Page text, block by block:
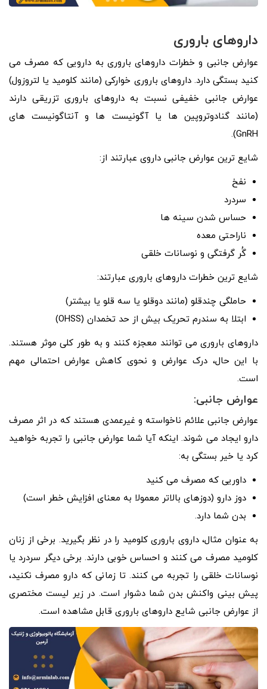
داروهای باروری
عوارض جانبی و خطرات داروهای باروری به دارویی که مصرف می
کنید بستگی دارد. داروهای باروری خوارکی (مانند کلومید یا لتروزول)
عوارض جانبی خفیفی نسبت به داروهای باروری تزریقی دارند
(مانند گنادوتروپین ها یا آگونیست ها و آنتاگونیست های
GnRH).
شایع ترین عوارض جانبی داروی عبارتند از:
نفخ
سردرد
حساس شدن سینه ها
ناراحتی معده
گُر گرفتگی و نوسانات خلقی
شایع ترین خطرات داروهای باروری عبارتند:
حاملگی چندقلو (مانند دوقلو یا سه قلو یا بیشتر)
ابتلا به سندرم تحریک بیش از حد تخمدان (OHSS)
داروهای باروری می توانند معجزه کنند و به طور کلی موثر هستند.
با این حال، درک عوارض و نحوی کاهش عوارض احتمالی مهم
است.
عوارض جانبی:
عوارض جانبی علائم ناخواسته و غیرعمدی هستند که در اثر مصرف
دارو ایجاد می شوند. اینکه آیا شما عوارض جانبی را تجربه خواهید
کرد یا خیر بستگی به:
داوریی که مصرف می کنید
دوز دارو (دوزهای بالاتر معمولا به معنای افزایش خطر است)
بدن شما دارد.
به عنوان مثال، داروی باروری کلومید را در نظر بگیرید. برخی از زنان
کلومید مصرف می کنند و احساس خوبی دارند. برخی دیگر سردرد یا
نوسانات خلقی را تجربه می کنند. تا زمانی که دارو مصرف نکنید،
پیش بینی واکنش بدن شما دشوار است. در زیر لیست مختصری
از عوارض جانبی شایع داروهای باروری قابل مشاهده است.